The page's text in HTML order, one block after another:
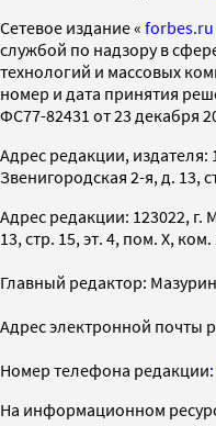
Cетевое издание « forbes.ru
службой по надзору в
технологий и массовых
номер и дата принятия
ФС77-82431 от 23 декабря
Адрес редакции, издателя:
Звенигородская 2-я, д. 13,
Адрес редакции: 123022, г.
13, стр. 15, эт. 4, пом. X, ком.
Главный редактор:
Адрес электронной почты
Номер телефона редакции:
На информационном